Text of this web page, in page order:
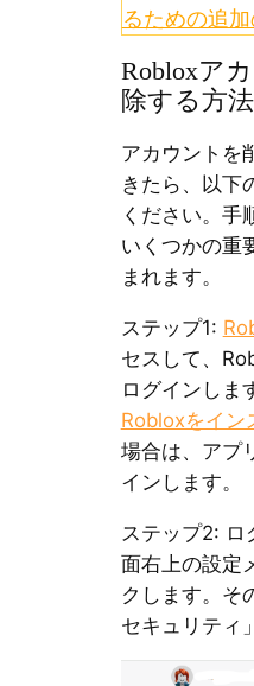
るための追
Robloxア
除する方法
アカウントを
きたら、以下
ください。手
いくつかの重
まれます。
ステップ1:
セスして、
ログインしま
Robloxをイン
場合は、アプ
インします。
ステップ2: ロ
面右上の設定
クします。そ
セキュリティ